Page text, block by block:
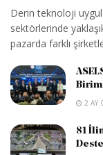
Derin teknoloji
sektörlerinde
pazarda farklı
2 AY
81